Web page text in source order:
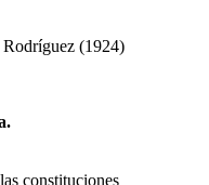
(1924)
constituciones